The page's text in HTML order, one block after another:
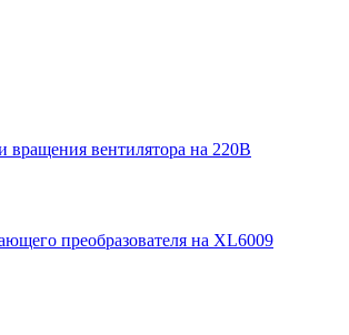
вращения вентилятора на 220В
преобразователя на XL6009